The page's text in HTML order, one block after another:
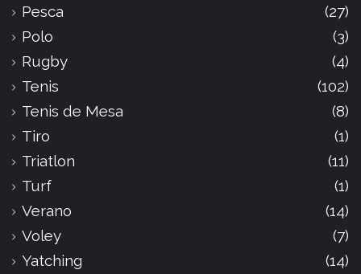
Pesca
(27)
Polo
(3)
Rugby
(4)
Tenis
(102)
Tenis de Mesa
(8)
Tiro
(1)
Triatlon
(11)
Turf
(1)
Verano
(14)
Voley
(7)
Yatching
(14)